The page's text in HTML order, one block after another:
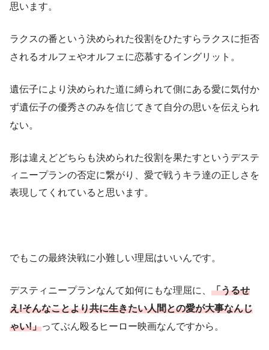
思います。
ラクスの番という決められた役割をひたすらラクスに拒否
されるオルフェやオルフェに恋慕するイングリット。
遺伝子により決められた道に縛られて側にある愛に気付か
ず遺伝子の優秀さのみを信じてきて自分の思いを伝えられ
ない。
形は違えどどちらも決められた役割を果たすというデステ
ィニープランの否定に繋がり、愛で戦うキラ達の正しさを
表現してくれていると思います。
でもこの最終決戦に小難しい理屈はいいんです。
デスティニープランなんて如何にもな理屈に、 「うるせ
え!そんなことより共に生きたい人間との愛が大事なんじ
ゃい!」ってぶん殴るヒーロー映画なんですから。